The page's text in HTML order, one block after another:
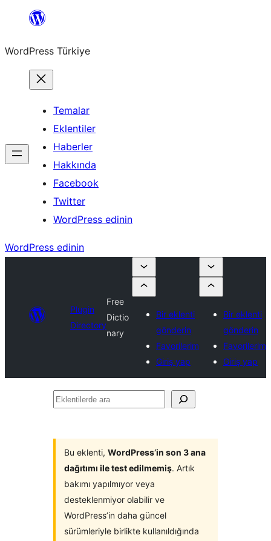
İçeriğe
WordPress Türkiye
Temalar
Eklentiler
Haberler
Hakkında
Facebook
Twitter
WordPress edinin
WordPress edinin
Plugin
Directory
Free
Dictio
nary
Bir eklenti
gönderin
Favorilerim
Giriş yap
Bir eklenti
gönderin
Favorilerim
Giriş yap
Eklentilerde
Bu eklenti, WordPress’in son 3 ana
dağıtımı ile test edilmemiş. Artık
bakımı yapılmıyor veya
desteklenmiyor olabilir ve
WordPress’in daha güncel
sürümleriyle birlikte kullanıldığında